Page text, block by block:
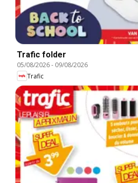
Trafic folder
05/08/2026- 09/08/2026
Trafic